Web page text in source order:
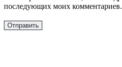
последующих моих комментариев.